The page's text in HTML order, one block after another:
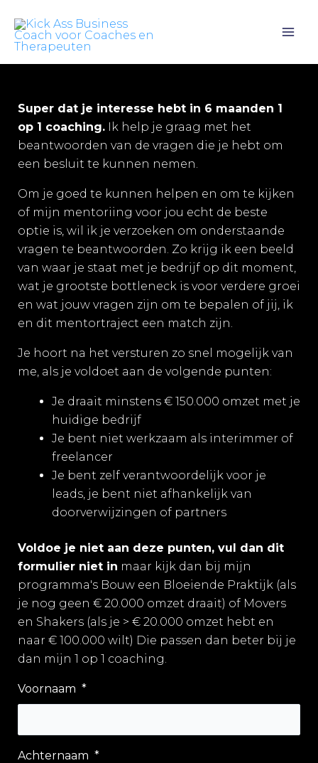
naar
inhoud
Super dat je interesse hebt in 6 maanden 1
op 1 coaching. Ik help je graag met het
beantwoorden van de vragen die je hebt om
een besluit te kunnen nemen.
Om je goed te kunnen helpen en om te kijken
of mijn mentoriing voor jou echt de beste
optie is, wil ik je verzoeken om onderstaande
vragen te beantwoorden. Zo krijg ik een beeld
van waar je staat met je bedrijf op dit moment,
wat je grootste bottleneck is voor verdere groei
en wat jouw vragen zijn om te bepalen of jij, ik
en dit mentortraject een match zijn.
Je hoort na het versturen zo snel mogelijk van
me, als je voldoet aan de volgende punten:
Je draait minstens € 150.000 omzet met je
huidige bedrijf
Je bent niet werkzaam als interimmer of
freelancer
Je bent zelf verantwoordelijk voor je
leads, je bent niet afhankelijk van
doorverwijzingen of partners
Voldoe je niet aan deze punten, vul dan dit
formulier niet in maar kijk dan bij mijn
programma's Bouw een Bloeiende Praktijk (als
je nog geen € 20.000 omzet draait) of Movers
en Shakers (als je > € 20.000 omzet hebt en
naar € 100.000 wilt) Die passen dan beter bij je
dan mijn 1 op 1 coaching.
Voornaam *
Achternaam *